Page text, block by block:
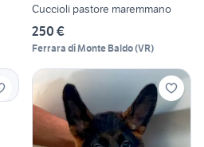
Cuccioli pastore maremmano
250 €
Ferrara di Monte Baldo(VR)